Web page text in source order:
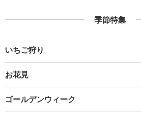
季節特集
いちご狩り
お花見
ゴールデンウィーク